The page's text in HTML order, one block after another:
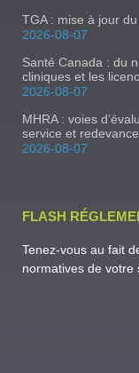
TGA : mise à jour
2026-08-07
Santé Canada : du
cliniques et les
2026-08-07
MHRA : voies
service et
2026-08-07
FLASH
Tenez-vous au fait
normatives de votre